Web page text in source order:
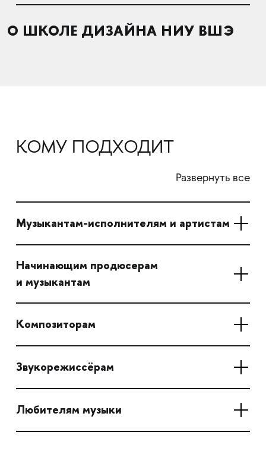
О ШКОЛЕ ДИЗАЙНА НИУ ВШЭ
КОМУ ПОДХОДИТ
Развернуть все
Музыкантам-исполнителям и артистам
Начинающим продюсерам
и музыкантам
Композиторам
Звукорежиссёрам
Любителям музыки